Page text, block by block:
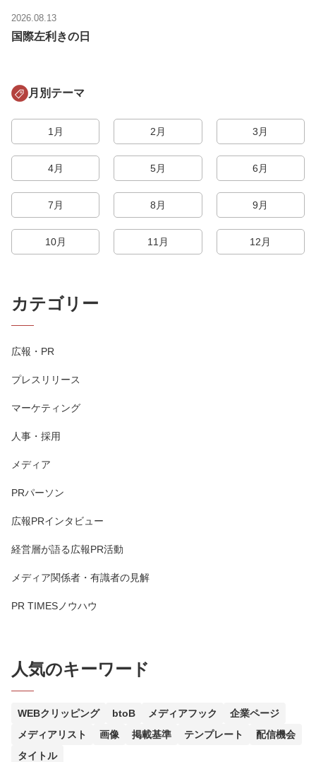
2026.08.13
国際左利きの日
月別テーマ
1月 2月 3月
4月 5月 6月
7月 8月 9月
10月 11月 12月
カテゴリー
広報・PR
プレスリリース
マーケティング
人事・採用
メディア
PRパーソン
広報PRインタビュー
経営層が語る広報PR活動
メディア関係者・有識者の見解
PR TIMESノウハウ
人気のキーワード
WEBクリッピング btoB メディアフック
企業ページ
メディアリスト
画像 掲載基準 テンプレート
配信機会
タイトル